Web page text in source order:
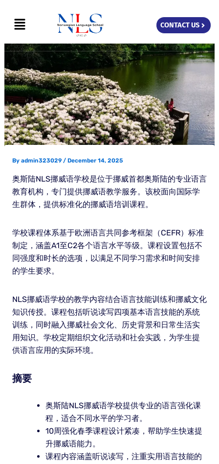
content
Menu CONTACT US
By admin323029 / December 14, 2025
奥斯陆NLS挪威语学校是位于挪威首都奥斯陆的专业语言
教育机构，专门提供挪威语教学服务。该校面向国际学
生群体，提供标准化的挪威语培训课程。
学校课程体系基于欧洲语言共同参考框架（CEFR）标准
制定，涵盖A1至C2各个语言水平等级。课程设置包括不
同强度和时长的选项，以满足不同学习需求和时间安排
的学生要求。
NLS挪威语学校的教学内容结合语言技能训练和挪威文化
知识传授。课程包括听说读写四项基本语言技能的系统
训练，同时融入挪威社会文化、历史背景和日常生活实
用知识。学校定期组织文化活动和社会实践，为学生提
供语言应用的实际环境。
摘要
奥斯陆NLS挪威语学校提供专业的语言强化课
程，适合不同水平的学习者。
10周强化春季课程设计紧凑，帮助学生快速提
升挪威语能力。
课程内容涵盖听说读写，注重实用语言技能的